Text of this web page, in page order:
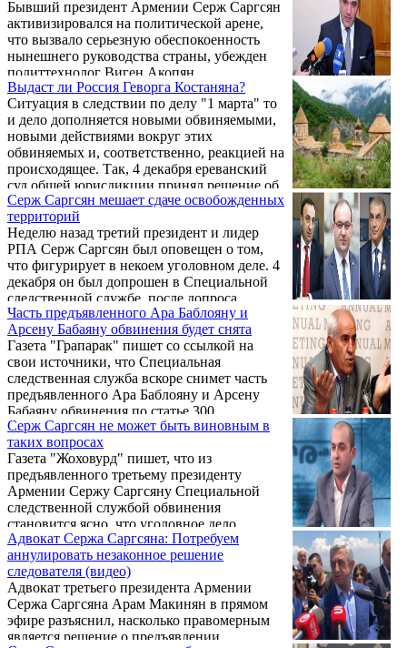
устойчивого развития" 9 декабря премьер-
министр Армении Никол Пашинян,
сообщает News.am.
Бывший президент Армении Серж Саргсян
активизировался на политической арене,
что вызвало серьезную обеспокоенность
нынешнего руководства страны, убежден
политтехнолог Виген Акопян. .
Выдаст ли Россия Геворга Костаняна?
Ситуация в следствии по делу "1 марта" то
и дело дополняется новыми обвиняемыми,
новыми действиями вокруг этих
обвиняемых и, соответственно, реакцией на
происходящее. Так, 4 декабря ереванский
суд общей юрисдикции принял решение об
аресте бывшего генпрокурора Геворга
Костаняна, находящегося в настоящее время
в России.
Серж Саргсян мешает сдаче освобожденных
территорий
Неделю назад третий президент и лидер
РПА Серж Саргсян был оповещен о том,
что фигурирует в некоем уголовном деле. 4
декабря он был допрошен в Специальной
следственной службе, после допроса
состоялась очная ставка, которая
завершилась в 16:10. Спустя 2 минуты, то
есть в 16:12, третьему президенту были
предъявлены обвинения, с него была взята
подписка о невыезде. .
Часть предъявленного Ара Баблояну и
Арсену Бабаяну обвинения будет снята
Газета "Грапарак" пишет со ссылкой на
свои источники, что Специальная
следственная служба вскоре снимет часть
предъявленного Ара Баблояну и Арсену
Бабаяну обвинения по статье 300
Уголовного кодекса Армении – в узурпации
власти.
Серж Саргсян не может быть виновным в
таких вопросах
Газета "Жоховурд" пишет, что из
предъявленного третьему президенту
Армении Сержу Саргсяну Специальной
следственной службой обвинения
становится ясно, что уголовное дело
касается также близкого друга Сержа
Саргсяна Барсега Бегларяна и бывшего
министра сельского хозяйства Серго
Карапетяна. Согласно муссируемым слухам,
перед бывшим министром сельского
хозяйства Серго Карапетяном было
поставлено условие – либо дает показание
Адвокат Сержа Саргсяна: Потребуем
аннулировать незаконное решение
следователя (видео)
Адвокат третьего президента Армении
Сержа Саргсяна Арам Макинян в прямом
эфире разъяснил, насколько правомерным
является решение о предъявлении